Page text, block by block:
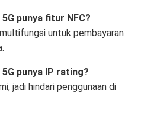
punya fitur NFC?
untuk pembayaran
punya IP rating?
jadi hindari penggunaan di